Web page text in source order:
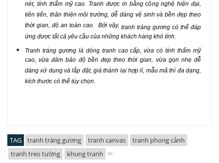
nét, tính thẩm mỹ cao. Tranh được in bằng công nghệ hiện đại,
tiên tiến, thân thiện môi trường, dễ dàng vệ sinh và bền đẹp theo
thời gian, độ an toàn cao. Bởi vậy, tranh tráng gương có thể đáp
ứng được tất cả yêu cầu của những khách hàng khó tính.
Tranh tráng gươnglà dòng tranh cao cấp, vừa có tính thẩm mỹ
cao, vừa đảm bảo độ bền đẹp theo thời gian, vừa gọn nhẹ dễ
dàng xử dụng và lắp đặt, giá thành lại hợp lí, mẫu mã thì đa dạng,
kích thước có thể tùy chọn.
TAG tranh tráng gương tranh canvas
tranh phong cảnh
tranh treo tường
khung tranh